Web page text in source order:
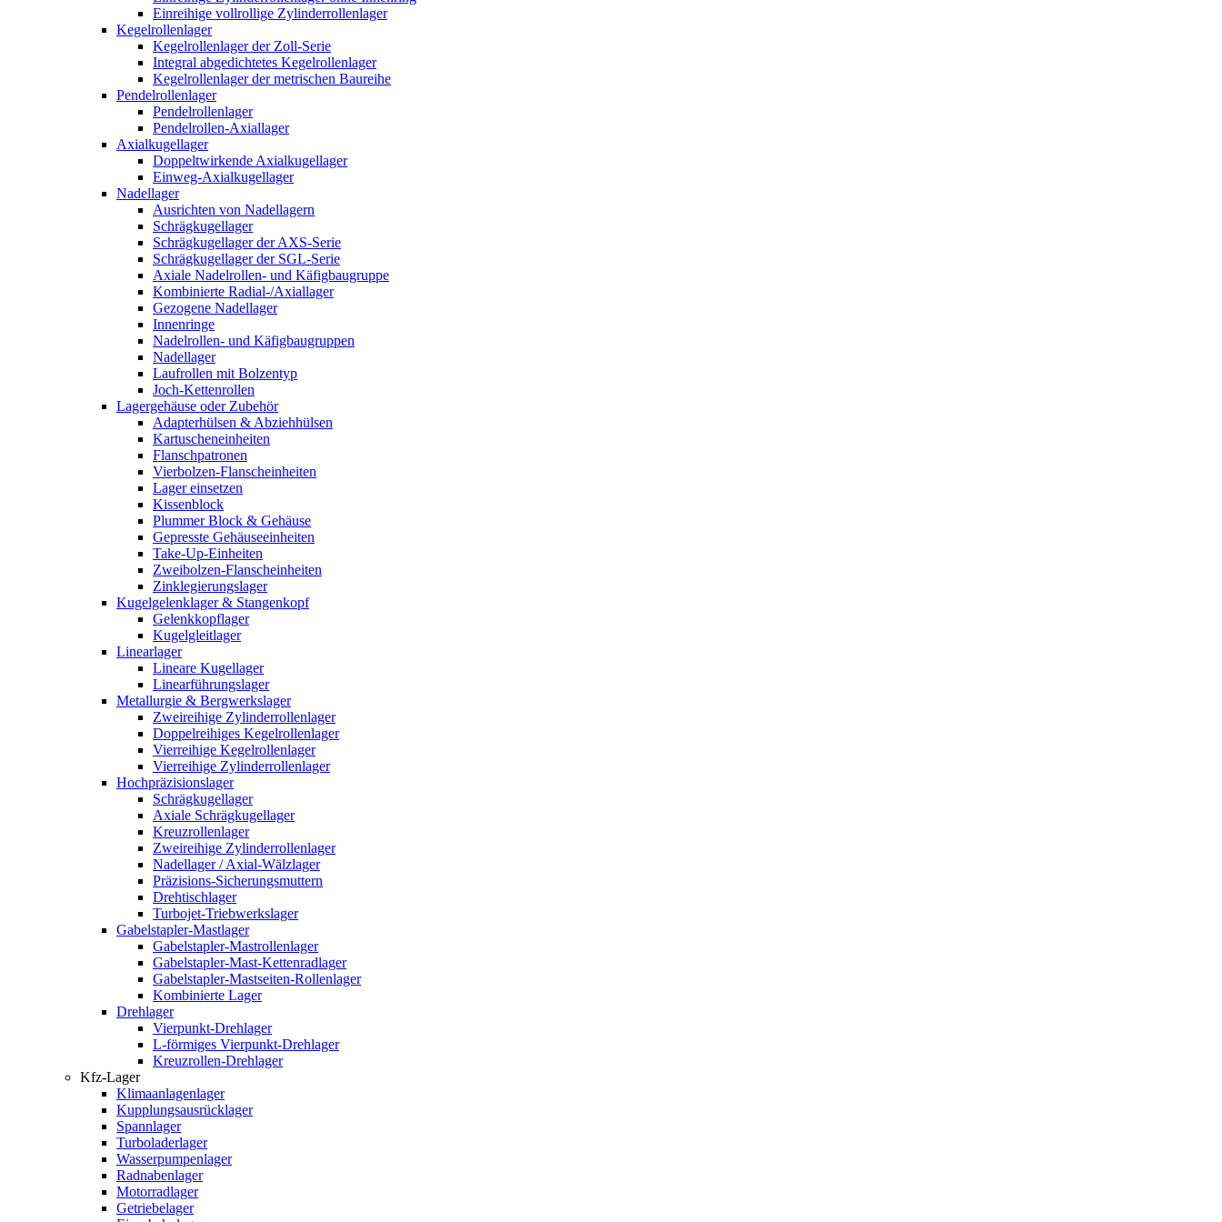
Einreihige vollrollige Zylinderrollenlager
Kegelrollenlager
Kegelrollenlager der Zoll-Serie
Integral abgedichtetes Kegelrollenlager
Kegelrollenlager der metrischen Baureihe
Pendelrollenlager
Pendelrollenlager
Pendelrollen-Axiallager
Axialkugellager
Doppeltwirkende Axialkugellager
Einweg-Axialkugellager
Nadellager
Ausrichten von Nadellagern
Schrägkugellager
Schrägkugellager der AXS-Serie
Schrägkugellager der SGL-Serie
Axiale Nadelrollen- und Käfigbaugruppe
Kombinierte Radial-/Axiallager
Gezogene Nadellager
Innenringe
Nadelrollen- und Käfigbaugruppen
Nadellager
Laufrollen mit Bolzentyp
Joch-Kettenrollen
Lagergehäuse oder Zubehör
Adapterhülsen & Abziehhülsen
Kartuscheneinheiten
Flanschpatronen
Vierbolzen-Flanscheinheiten
Lager einsetzen
Kissenblock
Plummer Block & Gehäuse
Gepresste Gehäuseeinheiten
Take-Up-Einheiten
Zweibolzen-Flanscheinheiten
Zinklegierungslager
Kugelgelenklager & Stangenkopf
Gelenkkopflager
Kugelgleitlager
Linearlager
Lineare Kugellager
Linearführungslager
Metallurgie & Bergwerkslager
Zweireihige Zylinderrollenlager
Doppelreihiges Kegelrollenlager
Vierreihige Kegelrollenlager
Vierreihige Zylinderrollenlager
Hochpräzisionslager
Schrägkugellager
Axiale Schrägkugellager
Kreuzrollenlager
Zweireihige Zylinderrollenlager
Nadellager / Axial-Wälzlager
Präzisions-Sicherungsmuttern
Drehtischlager
Turbojet-Triebwerkslager
Gabelstapler-Mastlager
Gabelstapler-Mastrollenlager
Gabelstapler-Mast-Kettenradlager
Gabelstapler-Mastseiten-Rollenlager
Kombinierte Lager
Drehlager
Vierpunkt-Drehlager
L-förmiges Vierpunkt-Drehlager
Kreuzrollen-Drehlager
Kfz-Lager
Klimaanlagenlager
Kupplungsausrücklager
Spannlager
Turboladerlager
Wasserpumpenlager
Radnabenlager
Motorradlager
Getriebelager